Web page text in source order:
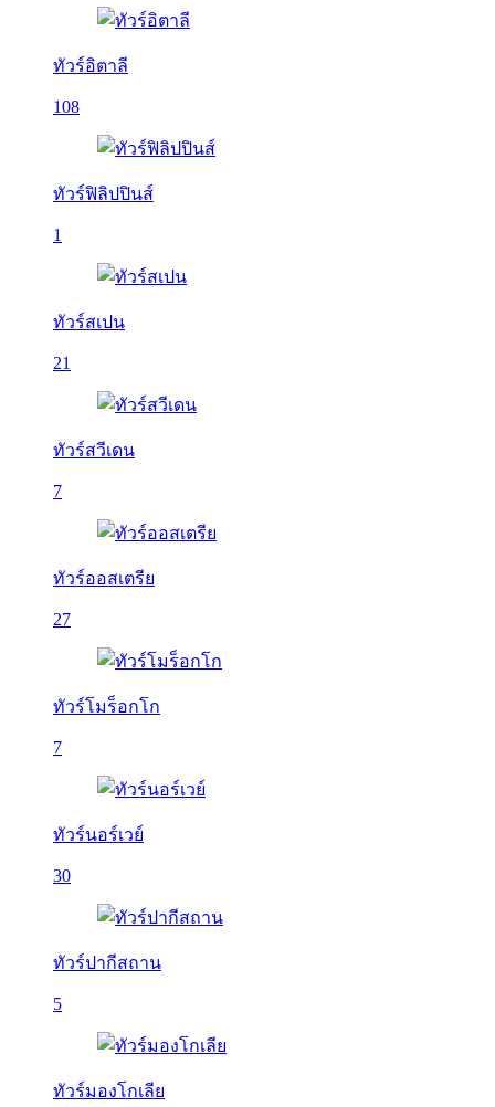
ทัวร์อิตาลี
108
ทัวร์ฟิลิปปินส์
1
ทัวร์สเปน
21
ทัวร์สวีเดน
7
ทัวร์ออสเตรีย
27
ทัวร์โมร็อกโก
7
ทัวร์นอร์เวย์
30
ทัวร์ปากีสถาน
5
ทัวร์มองโกเลีย